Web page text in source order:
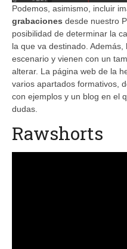
Podemos, asimismo, incluir
grabaciones desde nuestro
posibilidad de determinar la
la que va destinado.
escenario y vienen con un
alterar. La página web de la
varios apartados formativos,
con ejemplos y un blog en el
dudas.
Rawshorts